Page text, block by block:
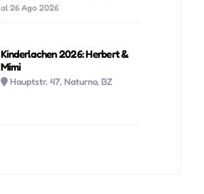
al 26 Ago 2026
Kinderlachen 2026: Herbert &
Mimi
Hauptstr. 47, Naturno, BZ